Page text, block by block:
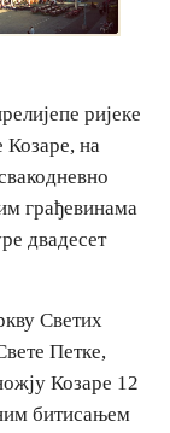
ријеке
Козаре, на
грађевинама
двадесет
Светих
Петке,
Козаре 12
битисањем